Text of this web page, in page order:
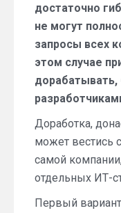
достаточно
не могут
запросы всех
этом случае
Доработка,
может вестись
самой
отдельных ИТ-
Первый